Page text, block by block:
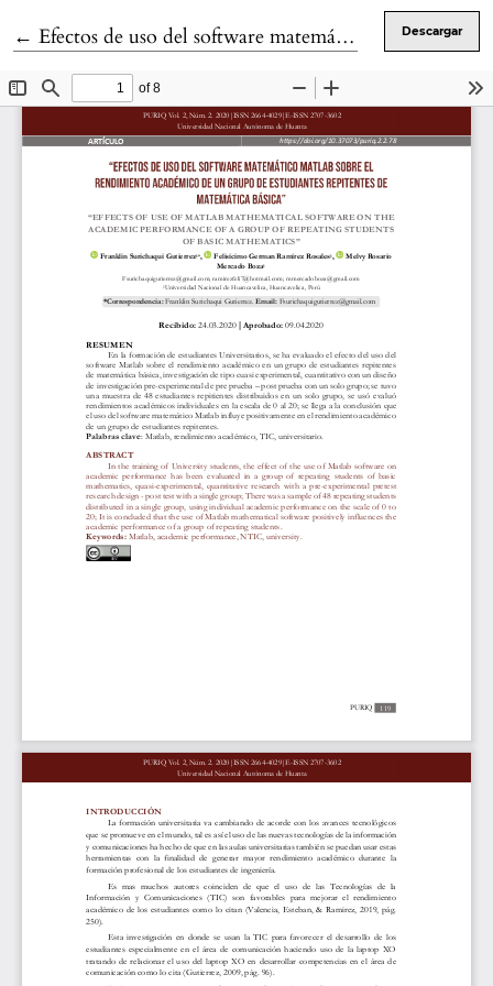
← Volver a los detalles del artículo
Efectos de uso del software matemático Matlab sobre el rendimiento académico de un grupo de estudiantes repitentes de matemática básica Descargar